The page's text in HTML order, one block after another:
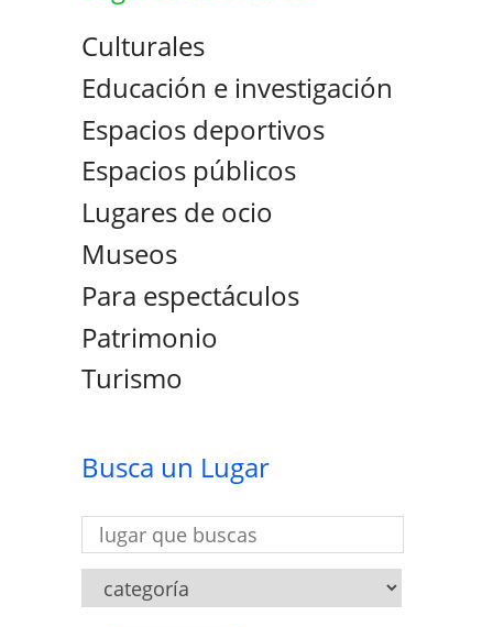
Culturales
Educación e investigación
Espacios deportivos
Espacios públicos
Lugares de ocio
Museos
Para espectáculos
Patrimonio
Turismo
Busca un Lugar